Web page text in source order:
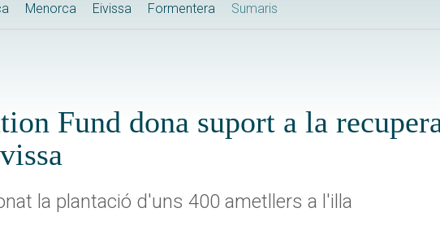
Menorca Eivissa Formentera Sumaris
Fund dona suport a la
la plantació d'uns 400 ametllers a l'illa